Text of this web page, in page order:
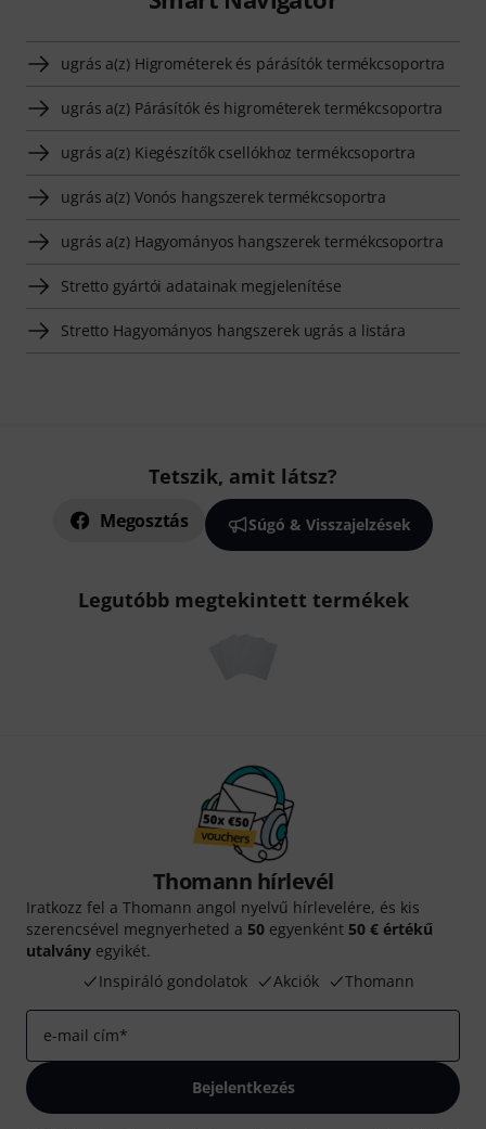
ugrás a(z) Higrométerek és párásítók termékcsoportra
ugrás a(z) Párásítók és higrométerek termékcsoportra
ugrás a(z) Kiegészítők csellókhoz termékcsoportra
ugrás a(z) Vonós hangszerek termékcsoportra
ugrás a(z) Hagyományos hangszerek termékcsoportra
Stretto gyártói adatainak megjelenítése
Stretto Hagyományos hangszerek ugrás a listára
Tetszik, amit látsz?
Megosztás Súgó & Visszajelzések
Legutóbb megtekintett termékek
Thomann hírlevél
Iratkozz fel a Thomann angol nyelvű hírlevelére, és kis
szerencsével megnyerheted a 50 egyenként 50 € értékű
utalvány egyikét.
Inspiráló gondolatok
Akciók Thomann
e-mail cím*
Bejelentkezés